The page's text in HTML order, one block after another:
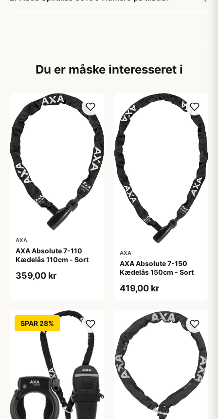
Du er måske interesseret i
AXA
AXA Absolute 7-110
Kædelås 110cm - Sort
359,00 kr
AXA
AXA Absolute 7-150
Kædelås 150cm - Sort
419,00 kr
SPAR 28%